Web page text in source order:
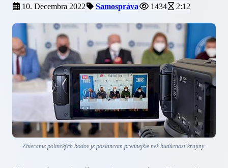
10. Decembra 2022 Samospráva 1434 2:12
Zbieranie politických bodov je poslancom prednejšie než budúcnosť krajiny